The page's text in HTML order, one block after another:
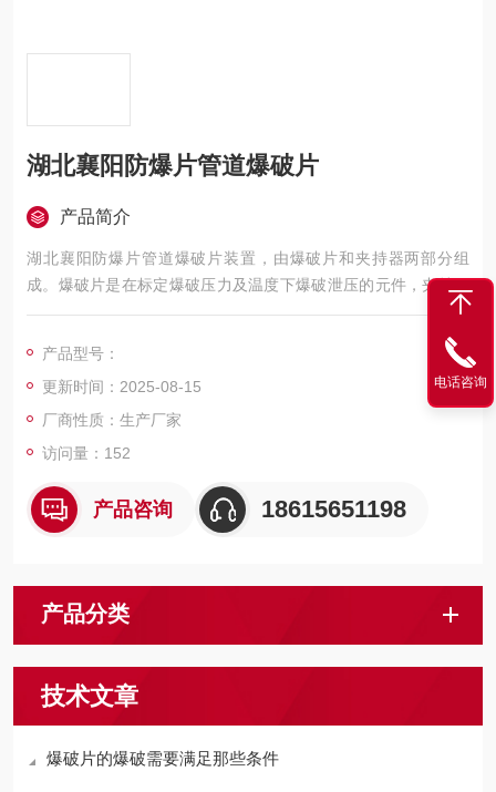
湖北襄阳防爆片管道爆破片
产品简介
湖北襄阳防爆片管道爆破片装置，由爆破片和夹持器两部分组
成。爆破片是在标定爆破压力及温度下爆破泄压的元件，夹持器
则是在容器的适当部位装接夹持膜片的辅助元件。
产品型号：
更新时间：2025-08-15
厂商性质：生产厂家
访问量：152
产品咨询 18615651198
产品分类
技术文章
爆破片的爆破需要满足那些条件
电话咨询